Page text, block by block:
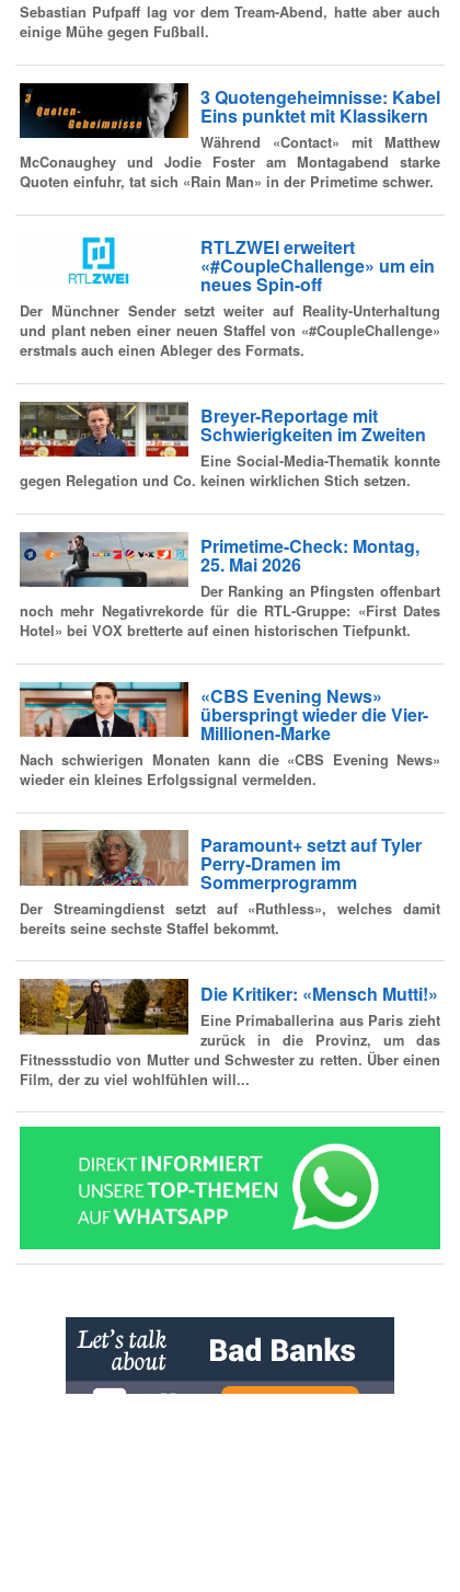
Sebastian Pufpaff lag vor dem Tream-Abend, hatte aber auch
einige Mühe gegen Fußball.
3 Quotengeheimnisse: Kabel
Eins punktet mit Klassikern
Während «Contact» mit Matthew
McConaughey und Jodie Foster am Montagabend starke
Quoten einfuhr, tat sich «Rain Man» in der Primetime schwer.
RTLZWEI erweitert
«#CoupleChallenge» um ein
neues Spin-off
Der Münchner Sender setzt weiter auf Reality-Unterhaltung
und plant neben einer neuen Staffel von «#CoupleChallenge»
erstmals auch einen Ableger des Formats.
Breyer-Reportage mit
Schwierigkeiten im Zweiten
Eine Social-Media-Thematik konnte
gegen Relegation und Co. keinen wirklichen Stich setzen.
Primetime-Check: Montag,
25. Mai 2026
Der Ranking an Pfingsten offenbart
noch mehr Negativrekorde für die RTL-Gruppe: «First Dates
Hotel» bei VOX bretterte auf einen historischen Tiefpunkt.
«CBS Evening News»
überspringt wieder die Vier-
Millionen-Marke
Nach schwierigen Monaten kann die «CBS Evening News»
wieder ein kleines Erfolgssignal vermelden.
Paramount+ setzt auf Tyler
Perry-Dramen im
Sommerprogramm
Der Streamingdienst setzt auf «Ruthless», welches damit
bereits seine sechste Staffel bekommt.
Die Kritiker: «Mensch Mutti!»
Eine Primaballerina aus Paris zieht
zurück in die Provinz, um das
Fitnessstudio von Mutter und Schwester zu retten. Über einen
Film, der zu viel wohlfühlen will...